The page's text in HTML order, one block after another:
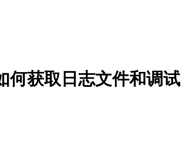
何获取日志文件和调试